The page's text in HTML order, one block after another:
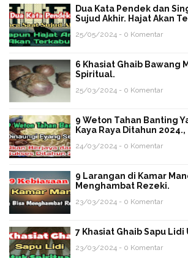
Dua Kata Pendek dan
Sujud Akhir. Hajat Akan
25/05/2024 - 0 Komentar
6 Khasiat Ghaib Bawang
Spiritual.
25/03/2024 - 0 Komentar
9 Weton Tahan Banting
Kaya Raya Ditahun 2024.,
24/03/2024 - 0 Komentar
9 Larangan di Kamar
Menghambat Rezeki.
23/03/2024 - 0 Komentar
7 Khasiat Ghaib Sapu
23/03/2024 - 0 Komentar